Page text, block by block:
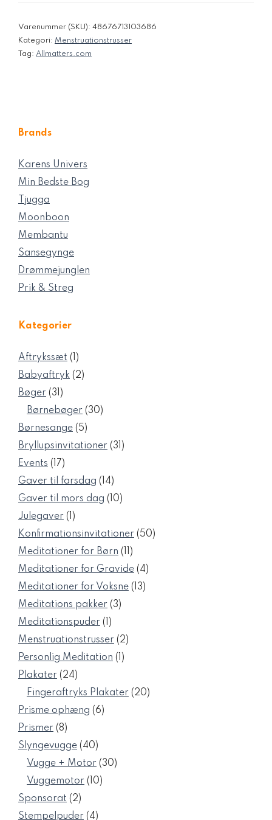
Varenummer (SKU): 48676713103686
Kategori: Menstruationstrusser
Tag: Allmatters.com
Brands
Karens Univers
Min Bedste Bog
Tjugga
Moonboon
Membantu
Sansegynge
Drømmejunglen
Prik & Streg
Kategorier
Aftrykssæt
1
vare
Babyaftryk 22
Bøger 31 31
Børnebøger 3030
Børnesange 55
varer
Bryllupsinvitationer 31 31
Events 1717
varer
Gaver til farsdag 1414
varer
Gaver til mors dag 1010
Julegaver
1
vare
Konfirmationsinvitationer 5050
Meditationer for Børn
11
varer
Meditationer for Gravide 44
Meditationer for Voksne 1313
Meditations pakker 33
Meditationspuder
1
vare
Menstruationstrusser 22
Personlig Meditation
1
Plakater 2424
varer
Fingeraftryks Plakater 2020
Prisme ophæng 66
Prismer 88
varer
Slyngevugge 4040
varer
Vugge + Motor 3030
Vuggemotor 1010
Sponsorat 22
varer
Stempelpuder 44